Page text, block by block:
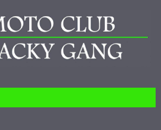
Salta al contenuto